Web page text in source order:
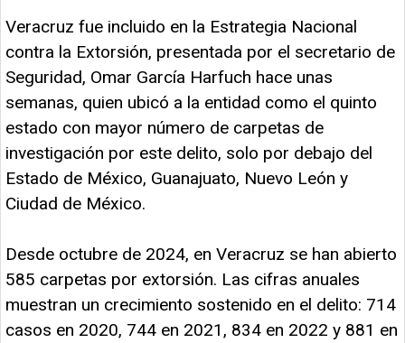
Veracruz fue incluido en la Estrategia Nacional
contra la Extorsión, presentada por el secretario de
Seguridad, Omar García Harfuch hace unas
semanas, quien ubicó a la entidad como el quinto
estado con mayor número de carpetas de
investigación por este delito, solo por debajo del
Estado de México, Guanajuato, Nuevo León y
Ciudad de México.
Desde octubre de 2024, en Veracruz se han abierto
585 carpetas por extorsión. Las cifras anuales
muestran un crecimiento sostenido en el delito: 714
casos en 2020, 744 en 2021, 834 en 2022 y 881 en